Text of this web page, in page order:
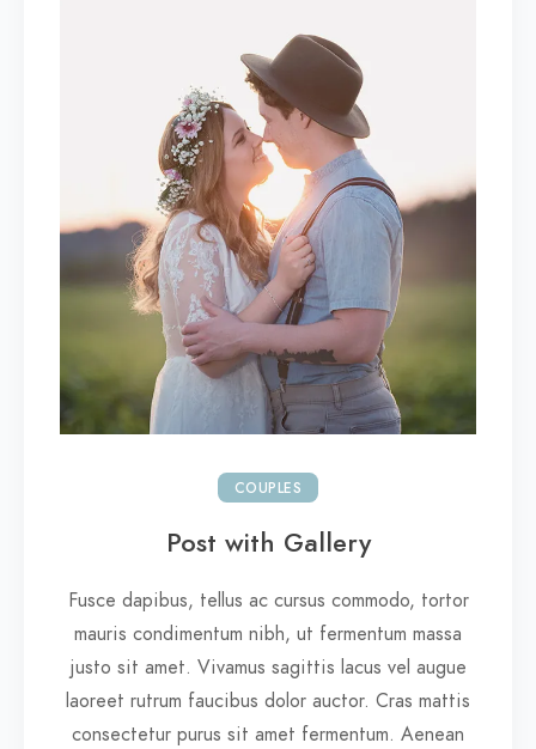
COUPLES
Post with Gallery
Fusce dapibus, tellus ac cursus commodo, tortor
mauris condimentum nibh, ut fermentum massa
justo sit amet. Vivamus sagittis lacus vel augue
laoreet rutrum faucibus dolor auctor. Cras mattis
consectetur purus sit amet fermentum. Aenean